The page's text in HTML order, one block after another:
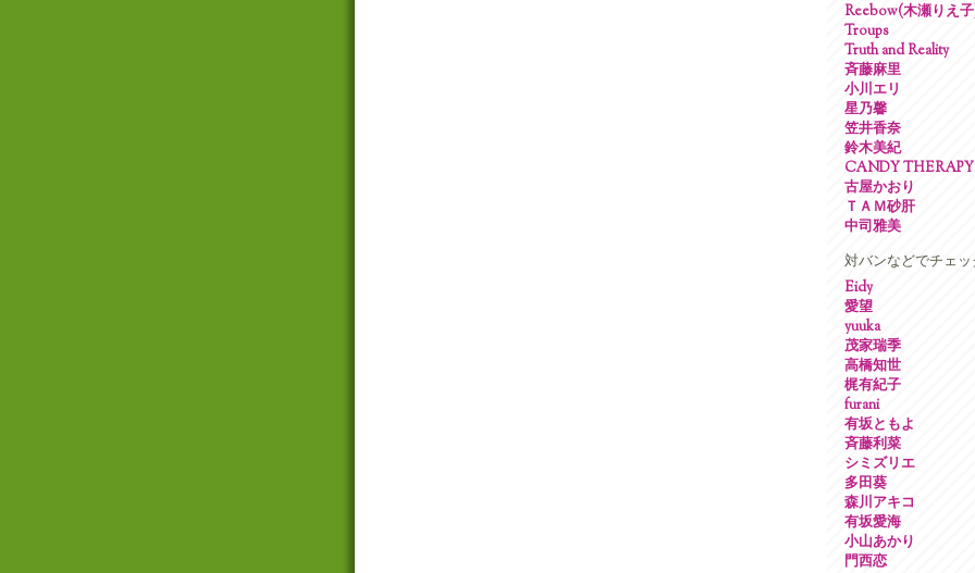
Reebow(木瀬りえ
Troups
Truth and Reality
斉藤麻里
小川エリ
星乃馨
笠井香奈
鈴木美紀
CANDY THERAPY
古屋かおり
ＴＡＭ砂肝
中司雅美
対バンなどでチェ
Eidy
愛望
yuuka
茂家瑞季
高橋知世
梶有紀子
furani
有坂ともよ
斉藤利菜
シミズリエ
多田葵
森川アキコ
有坂愛海
小山あかり
門西恋